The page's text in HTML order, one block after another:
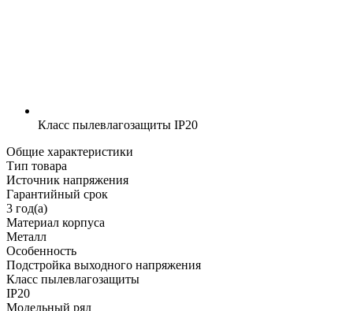
Класс пылевлагозащиты IP20
Общие характеристики
Тип товара
Источник напряжения
Гарантийный срок
3 год(а)
Материал корпуса
Металл
Особенность
Подстройка выходного напряжения
Класс пылевлагозащиты
IP20
Модельный ряд